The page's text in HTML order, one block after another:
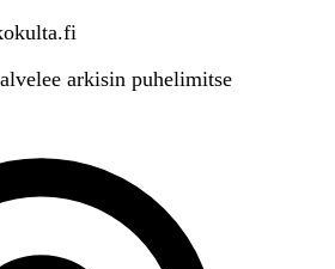
arkisin puhelimitse